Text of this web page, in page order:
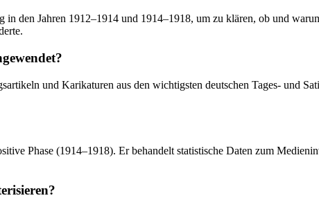
den Jahren 1912–1914 und 1914–1918, um zu klären, ob und
und Karikaturen aus den wichtigsten deutschen Tages- und
Phase (1914–1918). Er behandelt statistische Daten zum